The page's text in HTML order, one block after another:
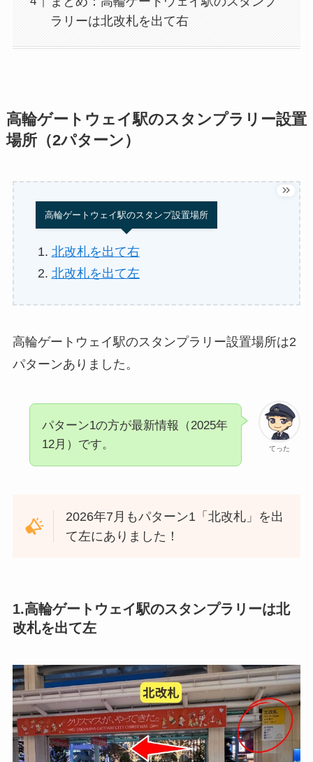
ラリーは北改札を出て右
高輪ゲートウェイ駅のスタンプラリー設置
場所（2パターン）
高輪ゲートウェイ駅のスタンプ設置場所
北改札を出て右
北改札を出て左
高輪ゲートウェイ駅のスタンプラリー設置場所は2
パターンありました。
てった
パターン1の方が最新情報（2025年
12月）です。
2026年7月もパターン1「北改札」を出
て左にありました！
1.高輪ゲートウェイ駅のスタンプラリーは北
改札を出て左